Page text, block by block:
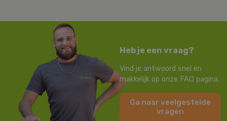
Heb je een vraag?
Vind je antwoord snel en
makkelijk op onze FAQ pagina.
Ga naar veelgestelde
vragen